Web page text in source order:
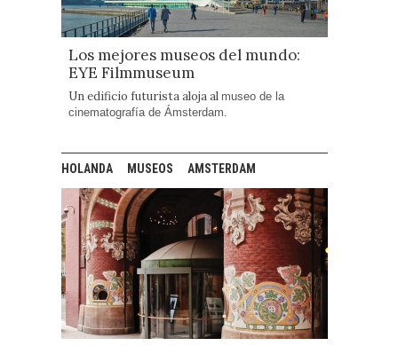
Los mejores museos del mundo:
EYE Filmmuseum
Un edificio futurista aloja al museo de la
cinematografía de Ámsterdam.
HOLANDA MUSEOS AMSTERDAM